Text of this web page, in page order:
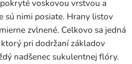
voskovou vrstvou a
sú nimi posiate. Hrany listov
zvlnené. Celkovo sa jedná
pri dodržaní základov
nadšenec sukulentnej flóry.